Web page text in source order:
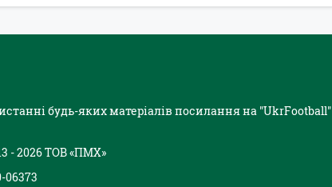
будь-яких матеріалів посилання на "UkrFootball"
- 2026 ТОВ «ПМХ»
06373